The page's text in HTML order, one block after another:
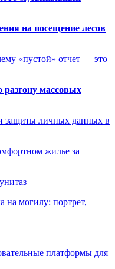
на посещение лесов
«пустой» отчет — это
массовых
защиты личных данных в
жилье за
на могилу: портрет,
платформы для